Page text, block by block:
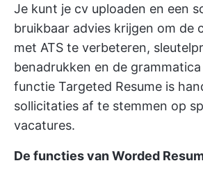
Je kunt je cv uploaden en een
bruikbaar advies krijgen om de
met ATS te verbeteren,
benadrukken en de
functie Targeted Resume is
sollicitaties af te stemmen op
vacatures.
De functies van Worded